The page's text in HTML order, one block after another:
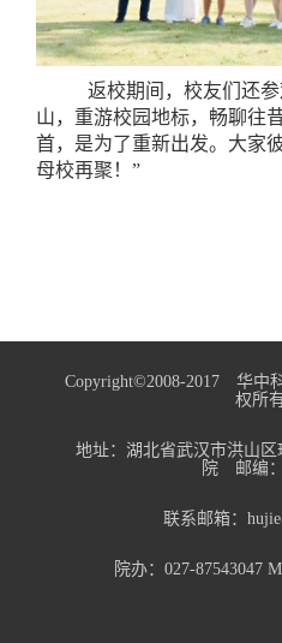
返校期间，校友们还
山，重游校园地标，畅聊往
首，是为了重新出发。大家
母校再聚！”
Copyright©2008-2017 华中
权所
地址：湖北省武汉市洪山
院 邮编
联系邮箱：
院办：027-87543047